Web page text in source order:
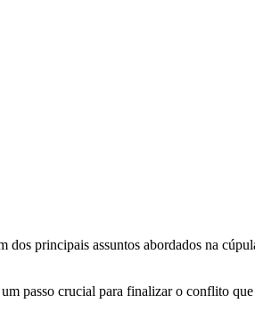
principais assuntos abordados na
passo crucial para finalizar o conflito